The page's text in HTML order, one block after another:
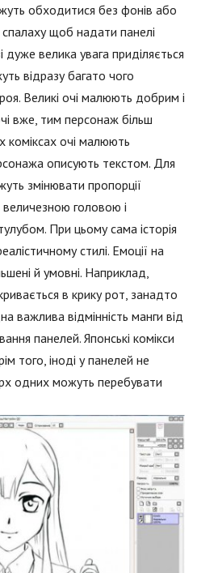
обходитися без фонів або
щоб надати панелі
дуже велика увага приділяється
відразу багато чого
Великі очі малюють добрим і
вже, тим персонаж більш
коміксах очі малюють
описують текстом. Для
змінювати пропорції
головою і
При цьому сама історія
стилі. Емоції на
й умовні. Наприклад,
в крику рот, занадто
важлива відмінність манги від
панелей. Японські комікси
того, іноді у панелей не
одних можуть перебувати